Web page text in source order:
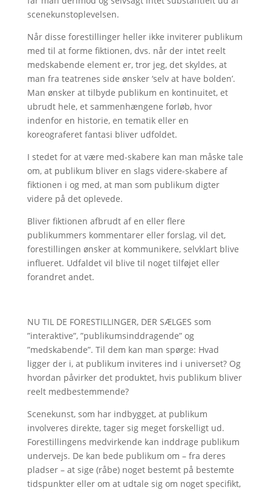
scenekunstoplevelsen.
Når disse forestillinger heller ikke inviterer publikum
med til at forme fiktionen, dvs. når der intet reelt
medskabende element er, tror jeg, det skyldes, at
man fra teatrenes side ønsker ‘selv at have bolden’.
Man ønsker at tilbyde publikum en kontinuitet, et
ubrudt hele, et sammenhængene forløb, hvor
indenfor en historie, en tematik eller en
koreograferet fantasi bliver udfoldet.
I stedet for at være med-skabere kan man måske tale
om, at publikum bliver en slags videre-skabere af
fiktionen i og med, at man som publikum digter
videre på det oplevede.
Bliver fiktionen afbrudt af en eller flere
publikummers kommentarer eller forslag, vil det,
forestillingen ønsker at kommunikere, selvklart blive
influeret. Udfaldet vil blive til noget tilføjet eller
forandret andet.
NU TIL DE FORESTILLINGER, DER SÆLGES som
”interaktive”, ”publikumsinddragende” og
”medskabende”. Til dem kan man spørge: Hvad
ligger der i, at publikum inviteres ind i universet? Og
hvordan påvirker det produktet, hvis publikum bliver
reelt medbestemmende?
Scenekunst, som har indbygget, at publikum
involveres direkte, tager sig meget forskelligt ud.
Forestillingens medvirkende kan inddrage publikum
undervejs. De kan bede publikum om – fra deres
pladser – at sige (råbe) noget bestemt på bestemte
tidspunkter eller om at udtale sig om noget specifikt,